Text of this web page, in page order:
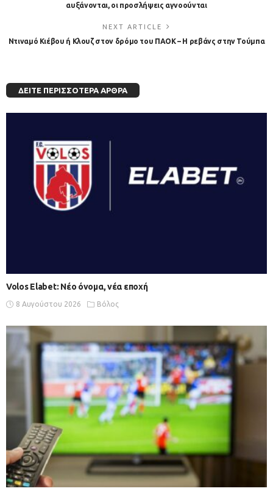
αυξάνονται, οι προσλήψεις αγνοούνται
NEXT ARTICLE
Ντιναμό Κιέβου ή Κλουζ στον δρόμο του ΠΑΟΚ – Η ρεβάνς στην Τούμπα
ΔΕΊΤΕ ΠΕΡΙΣΣΌΤΕΡΑ ΆΡΘΡΑ
Volos Elabet: Νέο όνομα, νέα εποχή
8 Αυγούστου 2026 Βόλος